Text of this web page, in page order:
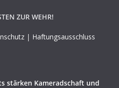
ZUR WEHR!
| Haftungsausschluss
stärken Kameradschaft und